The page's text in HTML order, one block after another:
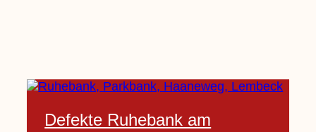
Defekte Ruhebank am